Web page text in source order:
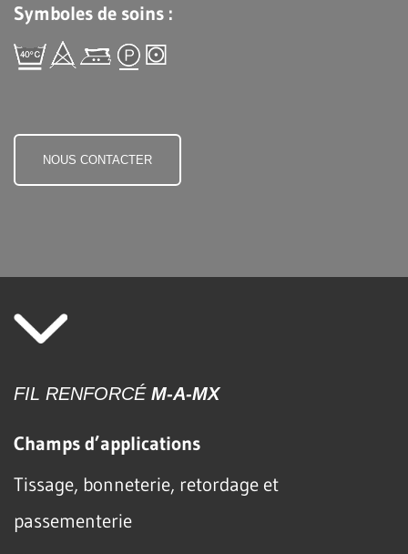
Symboles de soins :
NOUS CONTACTER
FIL RENFORCÉ M-A-MX
Champs d’applications
Tissage, bonneterie, retordage et
passementerie